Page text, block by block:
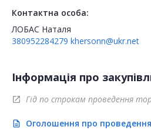
Контактна особа:
ЛОБАС Наталя
380952284279 khersonn@ukr.net
Інформація про
open_in_new Гід по строкам проведення
description Оголошення про проведення